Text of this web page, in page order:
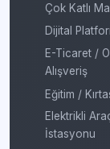
Çok Katlı
Dijital
E-Ticaret /
Alışveriş
Eğitim /
Elektrikli
İstasyonu